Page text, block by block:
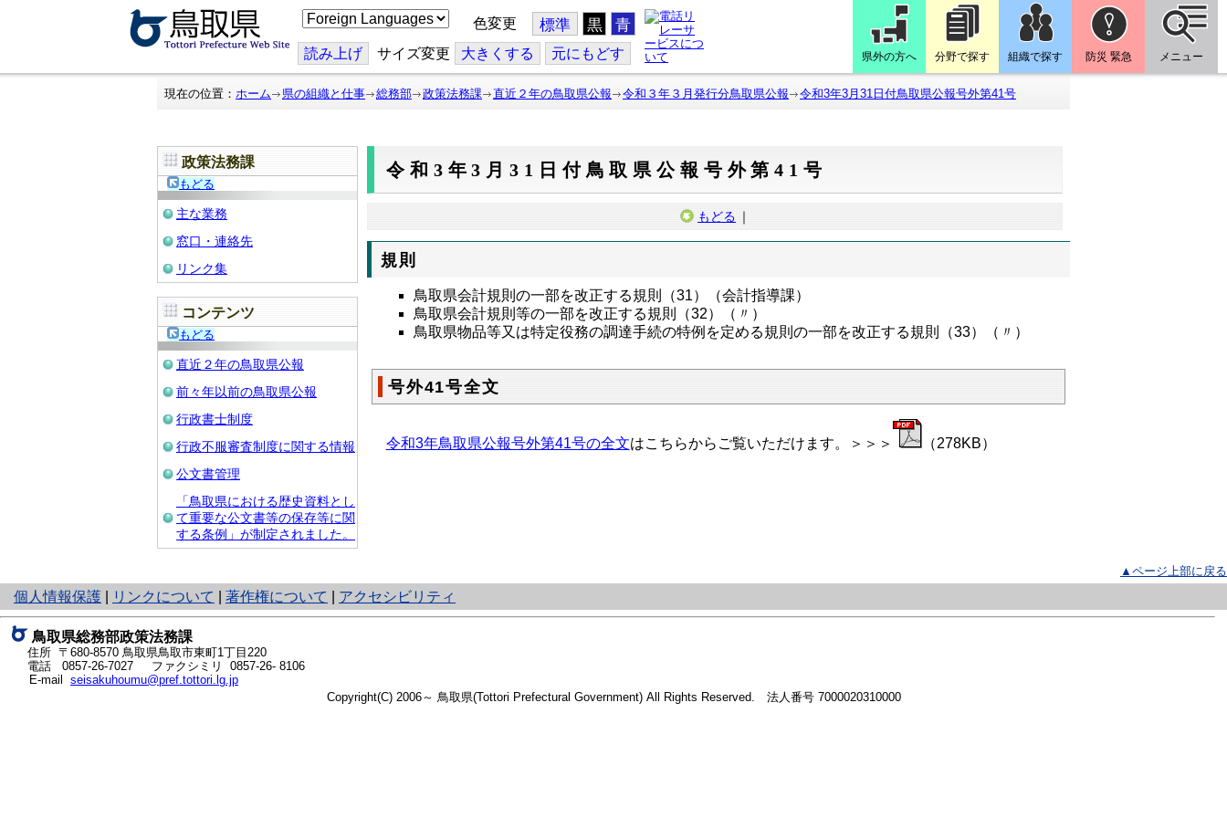
こ
の
ジ
を
翻
色変更 標準 黒 青
読み上げ サイズ変更 大きくする 元にもどす 県外の方へ 分野で探す 組織で探す 防災 緊急 メニュー
現在の位置： ホーム 県の組織と仕事 総務部 政策法務課 直近２年の鳥取県公報 令和３年３月発行分鳥取県公報 令和3年3月31日付鳥取県公報号外第41号
政策法務課
もどる
主な業務
窓口・連絡先
リンク集
コンテンツ
もどる
直近２年の鳥取県公報
前々年以前の鳥取県公報
行政書士制度
行政不服審査制度に関する情報
公文書管理
「鳥取県における歴史資料とし
て重要な公文書等の保存等に関
する条例」が制定されました。
令和3年3月31日付鳥取県公報号外第41号
もどる ｜
規則
鳥取県会計規則の一部を改正する規則（31）（会計指導課）
鳥取県会計規則等の一部を改正する規則（32）（〃）
鳥取県物品等又は特定役務の調達手続の特例を定める規則の一部を改正する規則（33）（〃）
号外41号全文
令和3年鳥取県公報号外第41号の全文はこちらからご覧いただけます。＞＞＞ （278KB）
▲ページ上部に戻る
個人情報保護
と
り
ネ
ッ
ト
へ
リンクについて 著作権について アクセシビリティ
鳥取県総務部政策法務課
住所 〒680-8570 鳥取県鳥取市東町1丁目220
電話 0857-26-7027
ファクシミリ 0857-26- 8106
E-mail seisakuhoumu@pref.tottori.lg.jp
Copyright(C) 2006～ 鳥取県(Tottori Prefectural Government) All Rights Reserved. 法人番号 7000020310000